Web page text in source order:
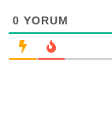
0 YORUM